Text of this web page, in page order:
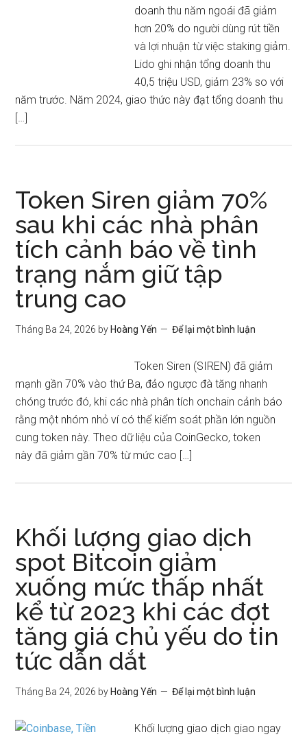
doanh thu năm ngoái đã giảm
hơn 20% do người dùng rút tiền
và lợi nhuận từ việc staking giảm.
Lido ghi nhận tổng doanh thu
40,5 triệu USD, giảm 23% so với
năm trước. Năm 2024, giao thức này đạt tổng doanh thu
[…]
Token Siren giảm 70%
sau khi các nhà phân
tích cảnh báo về tình
trạng nắm giữ tập
trung cao
Tháng Ba 24, 2026 by Hoàng Yến Để lại một bình luận
Token Siren (SIREN) đã giảm
mạnh gần 70% vào thứ Ba, đảo ngược đà tăng nhanh
chóng trước đó, khi các nhà phân tích onchain cảnh báo
rằng một nhóm nhỏ ví có thể kiểm soát phần lớn nguồn
cung token này. Theo dữ liệu của CoinGecko, token
này đã giảm gần 70% từ mức cao […]
Khối lượng giao dịch
spot Bitcoin giảm
xuống mức thấp nhất
kể từ 2023 khi các đợt
tăng giá chủ yếu do tin
tức dẫn dắt
Tháng Ba 24, 2026 by Hoàng Yến Để lại một bình luận
Khối lượng giao dịch giao ngay